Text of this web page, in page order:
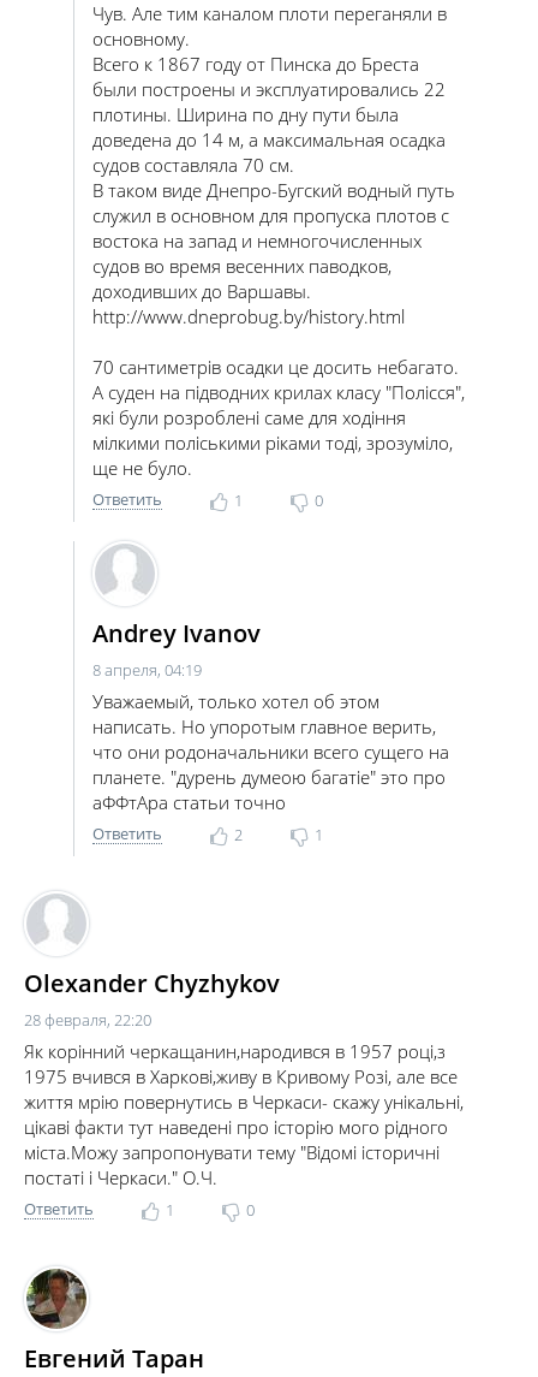
Чув. Але тим каналом плоти переганяли в
основному.
Всего к 1867 году от Пинска до Бреста
были построены и эксплуатировались 22
плотины. Ширина по дну пути была
доведена до 14 м, а максимальная осадка
судов составляла 70 см.
В таком виде Днепро-Бугский водный путь
служил в основном для пропуска плотов с
востока на запад и немногочисленных
судов во время весенних паводков,
доходивших до Варшавы.
http://www.dneprobug.by/history.html
70 сантиметрів осадки це досить небагато.
А суден на підводних крилах класу "Полісся",
які були розроблені саме для ходіння
мілкими поліськими ріками тоді, зрозуміло,
ще не було.
Ответить 1 0
Andrey Ivanov
8 апреля, 04:19
Уважаемый, только хотел об этом
написать. Но упоротым главное верить,
что они родоначальники всего сущего на
планете. "дурень думеою багатiе" это про
аФФтАра статьи точно
Ответить 2 1
Olexander Chyzhykov
28 февраля, 22:20
Як корінний черкащанин,народився в 1957 році,з
1975 вчився в Харкові,живу в Кривому Розі, але все
життя мрію повернутись в Черкаси- скажу унікальні,
цікаві факти тут наведені про історію мого рідного
міста.Можу запропонувати тему "Відомі історичні
постаті і Черкаси." О.Ч.
Ответить 1 0
Евгений Таран